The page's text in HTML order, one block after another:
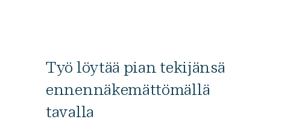
Työ löytää pian tekijänsä
ennennäkemättömällä
tavalla